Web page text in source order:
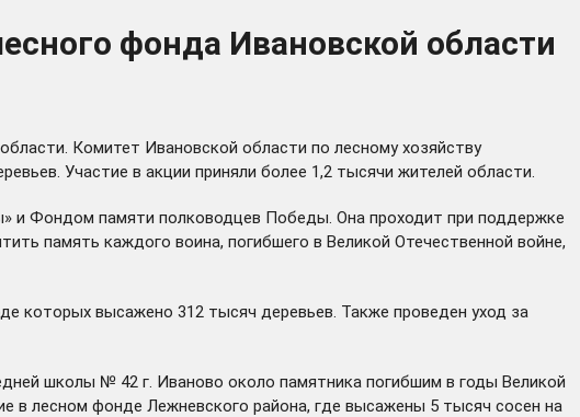
фонда Ивановской области
Комитет Ивановской области по лесному хозяйству
Участие в акции приняли более 1,2 тысячи жителей области.
и Фондом памяти полководцев Победы. Она проходит при поддержке
память каждого воина, погибшего в Великой Отечественной войне,
которых высажено 312 тысяч деревьев. Также проведен уход за
школы № 42 г. Иваново около памятника погибшим в годы Великой
в лесном фонде Лежневского района, где высажены 5 тысяч сосен на